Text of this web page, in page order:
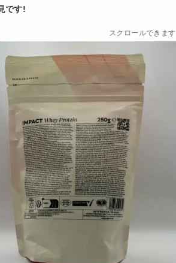
です!
スクロールできます